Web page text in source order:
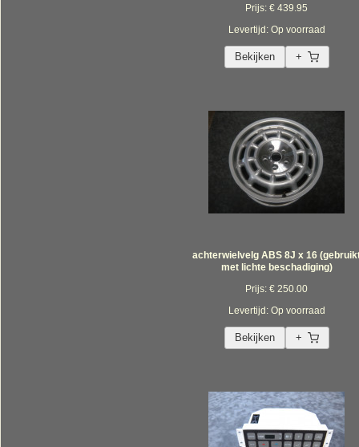
Prijs: € 439.95
Levertijd: Op voorraad
Bekijken +
achterwielvelg ABS 8J x 16
met lichte beschadiging)
Prijs: € 250.00
Levertijd: Op voorraad
Bekijken +